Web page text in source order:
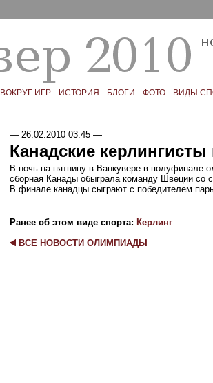
ВОКРУГ ИГР ИСТОРИЯ БЛОГИ ФОТО ВИДЫ
— 26.02.2010 03:45—
Канадские
В ночь на пятницу в Ванкувере в полуфинале
сборная Канады обыграла команду Швеции со
В финале канадцы сыграют с победителем
Ранее об этом виде спорта: Керлинг
ВСЕ НОВОСТИ ОЛИМПИАДЫ